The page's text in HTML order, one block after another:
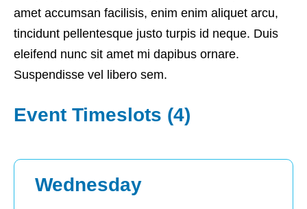
amet accumsan facilisis, enim enim aliquet arcu,
tincidunt pellentesque justo turpis id neque. Duis
eleifend nunc sit amet mi dapibus ornare.
Suspendisse vel libero sem.
Event Timeslots (4)
Wednesday